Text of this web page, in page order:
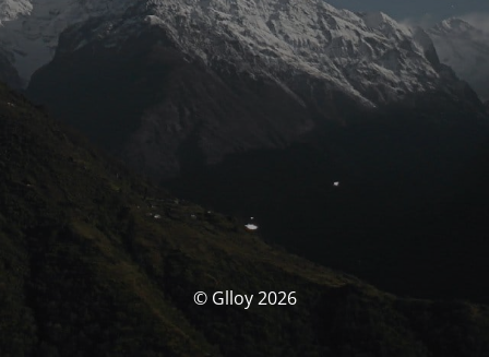
© Glloy 2026